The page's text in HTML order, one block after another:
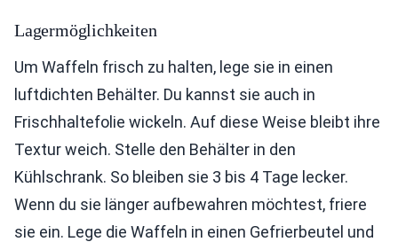
Lagermöglichkeiten
Um Waffeln frisch zu halten, lege sie in einen
luftdichten Behälter. Du kannst sie auch in
Frischhaltefolie wickeln. Auf diese Weise bleibt ihre
Textur weich. Stelle den Behälter in den
Kühlschrank. So bleiben sie 3 bis 4 Tage lecker.
Wenn du sie länger aufbewahren möchtest, friere
sie ein. Lege die Waffeln in einen Gefrierbeutel und